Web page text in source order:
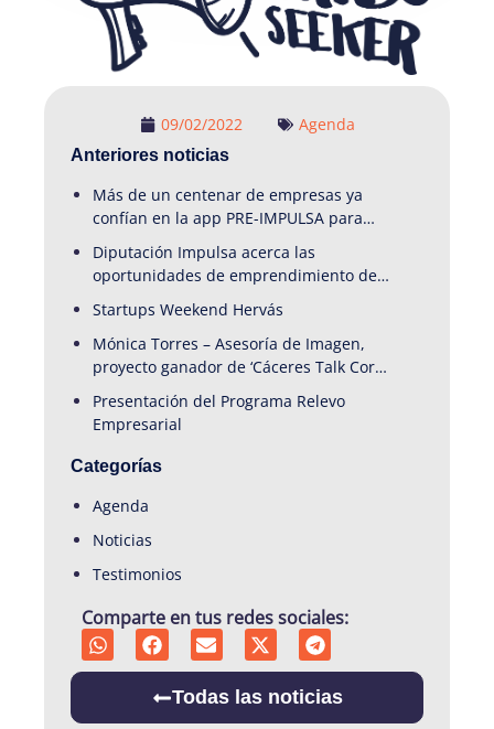
09/02/2022 Agenda
Anteriores noticias
Más de un centenar de empresas ya
confían en la app PRE-IMPULSA para
garantizar la continuidad de sus
negocios en la provincia de Cáceres
Diputación Impulsa acerca las
oportunidades de emprendimiento del
medio rural cacereño a una veintena de
emprendedores en Startups Weekend
Hervás
Startups Weekend Hervás
Mónica Torres – Asesoría de Imagen,
proyecto ganador de ‘Cáceres Talk Coria
Presentación del Programa Relevo
Empresarial
Categorías
Agenda
Noticias
Testimonios
Comparte en tus redes sociales:
Todas las noticias